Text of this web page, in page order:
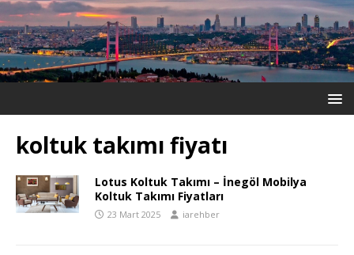
koltuk takımı fiyatı
Lotus Koltuk Takımı – İnegöl Mobilya
Koltuk Takımı Fiyatları
23 Mart 2025 iarehber